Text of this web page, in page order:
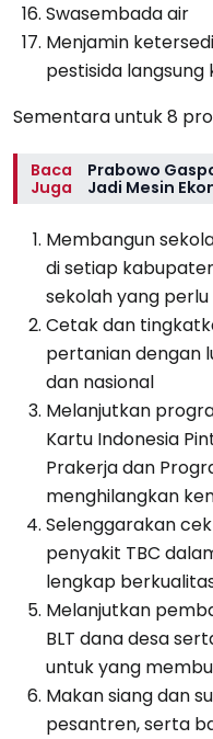
Swasembada air
Menjamin
pestisida langsung
Sementara untuk 8
Baca
Juga
Prabowo
Jadi Mesin
Membangun
di setiap
sekolah yang
Cetak dan
pertanian dengan
dan nasional
Melanjutkan
Kartu Indonesia
Prakerja dan
menghilangkan
Selenggarakan
penyakit TBC
lengkap
Melanjutkan
BLT dana desa
untuk yang
Makan siang dan
pesantren, serta